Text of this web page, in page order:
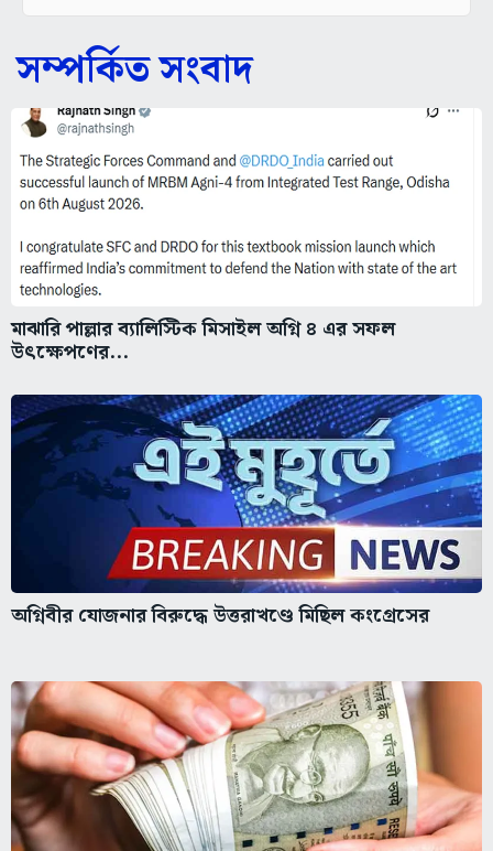
সম্পর্কিত সংবাদ
মাঝারি পাল্লার ব্যালিস্টিক মিসাইল অগ্নি ৪ এর সফল
উৎক্ষেপণের...
অগ্নিবীর যোজনার বিরুদ্ধে উত্তরাখণ্ডে মিছিল কংগ্রেসের